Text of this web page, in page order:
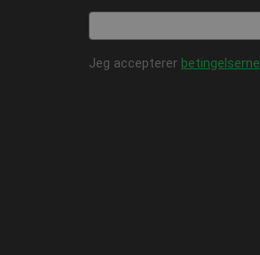
Jeg accepterer betingelserne
eventuelle
at understøtte
tjenesten
til besøgende.
mennesker
for at
deres